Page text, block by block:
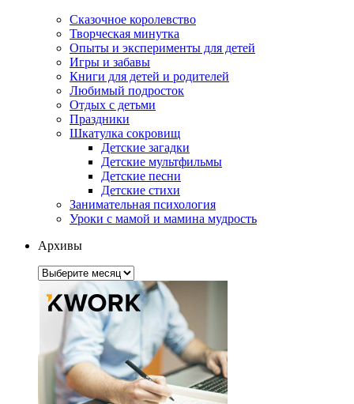
Сказочное королевство
Творческая минутка
Опыты и эксперименты для детей
Игры и забавы
Книги для детей и родителей
Любимый подросток
Отдых с детьми
Праздники
Шкатулка сокровищ
Детские загадки
Детские мультфильмы
Детские песни
Детские стихи
Занимательная психология
Уроки с мамой и мамина мудрость
Архивы
Архивы